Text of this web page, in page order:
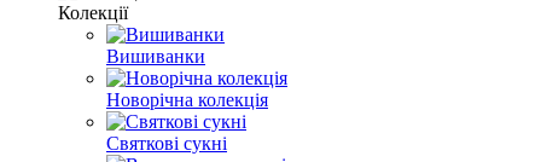
Колекції
Вишиванки
Новорічна колекція
Святкові сукні